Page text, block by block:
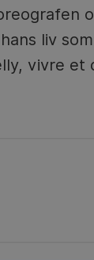
liv
vivre et